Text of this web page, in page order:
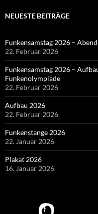
NEUESTE BEITRÄGE
Funkensamstag 2026 – Abend
22. Februar 2026
Funkensamstag 2026 –
Funkenolympiade
22. Februar 2026
Aufbau 2026
22. Februar 2026
Funkenstange 2026
22. Januar 2026
Plakat 2026
16. Januar 2026